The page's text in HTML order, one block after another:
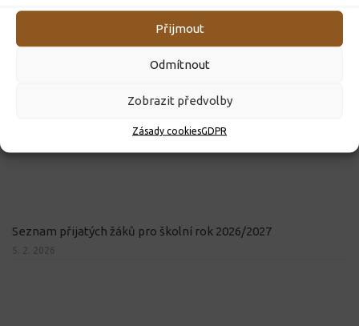
Přijmout
Odmítnout
Zobrazit předvolby
Zásady cookiesGDPR
Seznam přijatých žáků pro školní rok 2026/2027
5. 2. 2026